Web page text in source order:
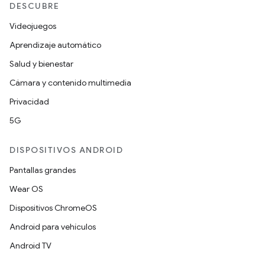
DESCUBRE
Videojuegos
Aprendizaje automático
Salud y bienestar
Cámara y contenido multimedia
Privacidad
5G
DISPOSITIVOS ANDROID
Pantallas grandes
Wear OS
Dispositivos ChromeOS
Android para vehículos
Android TV